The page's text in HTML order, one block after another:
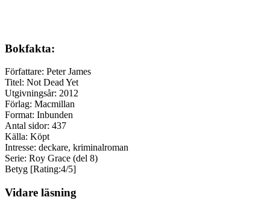
Bokfakta:
Författare: Peter James
Titel: Not Dead Yet
Utgivningsår: 2012
Förlag: Macmillan
Format: Inbunden
Antal sidor: 437
Källa: Köpt
Intresse: deckare, kriminalroman
Serie: Roy Grace (del 8)
Betyg [Rating:4/5]
Vidare läsning